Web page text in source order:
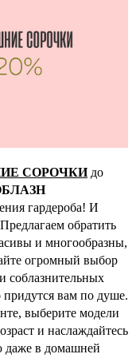
СОРОЧКИдо
гардероба! И
обратить
и многообразны,
огромный выбор
соблазнительных
вам по душе.
выберите модели
и наслаждайтесь
даже в домашней